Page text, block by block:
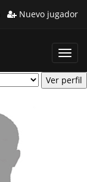
Nuevo jugador